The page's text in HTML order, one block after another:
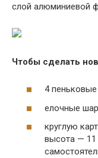
слой алюминиевой
Чтобы сделать
4 пеньковые
елочные
круглую
высота — 11